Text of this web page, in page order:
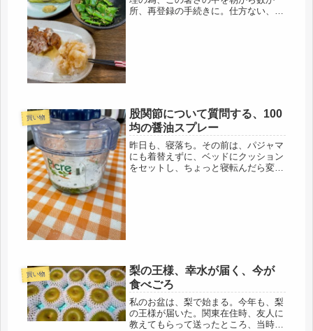
所、再登録の手続きに。仕方ない、自
買い物
股関節について質問する、100
均の醤油スプレー
昨日も、寝落ち。その前は、パジャマ
にも着替えずに、ベッドにクッション
をセットし、ちょっと寝転んだら変な
買い物
梨の王様、幸水が届く、今が
食べごろ
私のお盆は、梨で始まる。今年も、梨
の王様が届いた。関東在住時、友人に
教えてもらって送ったところ、当時80